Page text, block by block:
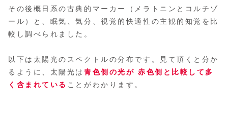
その後概日系の古典的マーカー（メラトニンとコルチゾ
ール）と、眠気、気分、視覚的快適性の主観的知覚を比
較し調べられました。
以下は太陽光のスペクトルの分布です。見て頂くと分か
るように、太陽光は青色側の光が 赤色側と比較して多
く含まれている ことがわかります。